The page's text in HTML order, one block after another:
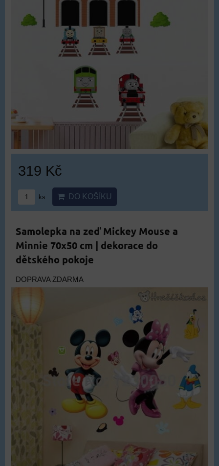
319 Kč
ks DO KOŠÍKU
Samolepka na zeď Mickey Mouse a
Minnie 70x50 cm | dekorace do
dětského pokoje
DOPRAVA ZDARMA